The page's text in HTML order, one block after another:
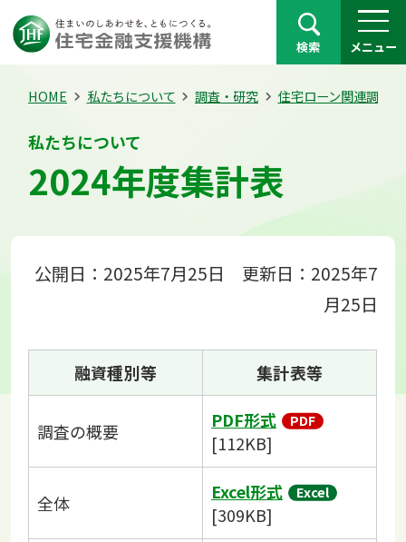
検索 メニュー
HOME 私たちについて 調査・研究 住宅ローン関連調査
私たちについて
2024年度集計表
公開日：2025年7月25日 更新日：2025年7
月25日
融資種別等 集計表等
調査の概要
PDF形式
[112KB]
全体
Excel形式
[309KB]